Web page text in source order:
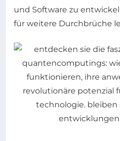
und Software zu
für weitere Durchbrüche